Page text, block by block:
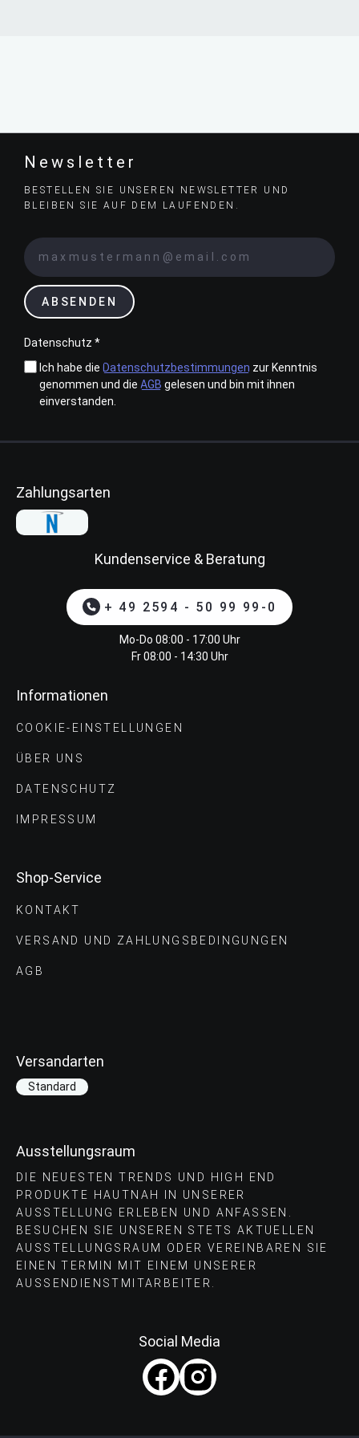
Newsletter
BESTELLEN SIE UNSEREN NEWSLETTER UND
BLEIBEN SIE AUF DEM LAUFENDEN.
ABSENDEN
Datenschutz *
Ich habe die Datenschutzbestimmungen zur Kenntnis
genommen und die AGB gelesen und bin mit ihnen
einverstanden.
Zahlungsarten
Kundenservice & Beratung
+ 49 2594 - 50 99 99-0
Mo-Do 08:00 - 17:00 Uhr
Fr 08:00 - 14:30 Uhr
Informationen
COOKIE-EINSTELLUNGEN
ÜBER UNS
DATENSCHUTZ
IMPRESSUM
Shop-Service
KONTAKT
VERSAND UND ZAHLUNGS­BEDINGUNGEN
AGB
Versandarten
Standard
Ausstellungsraum
DIE NEUESTEN TRENDS UND HIGH END
PRODUKTE HAUTNAH IN UNSERER
AUSSTELLUNG ERLEBEN UND ANFASSEN.
BESUCHEN SIE UNSEREN STETS AKTUELLEN
AUSSTELLUNGSRAUM ODER VEREINBAREN SIE
EINEN TERMIN MIT EINEM UNSERER
AUSSENDIENSTMITARBEITER.
Social Media